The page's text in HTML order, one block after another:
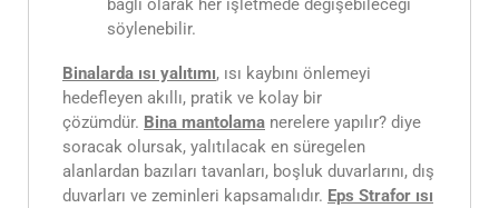
bağlı olarak her işletmede değişebileceği
söylenebilir.
Binalarda ısı yalıtımı, ısı kaybını önlemeyi
hedefleyen akıllı, pratik ve kolay bir
çözümdür. Bina mantolama nerelere yapılır? diye
soracak olursak, yalıtılacak en süregelen
alanlardan bazıları tavanları, boşluk duvarlarını, dış
duvarları ve zeminleri kapsamalıdır. Eps Strafor ısı